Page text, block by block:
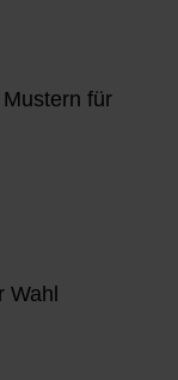
für
Wahl